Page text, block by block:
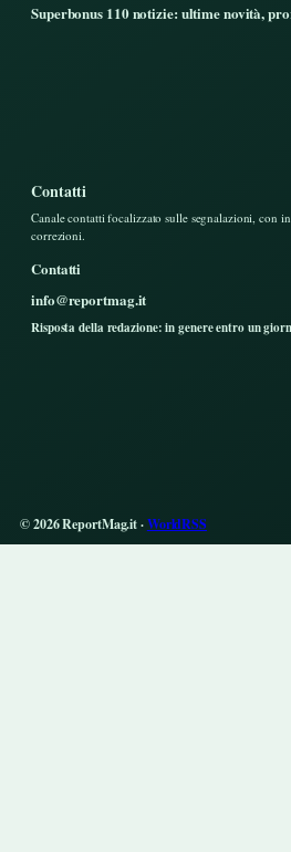
Superbonus 110 notizie: ultime novità,
Contatti
Canale contatti focalizzato sulle segnalazioni, con
correzioni.
Contatti
info@reportmag.it
Risposta della redazione: in genere entro un
© 2026 ReportMag.it ·WorldRSS